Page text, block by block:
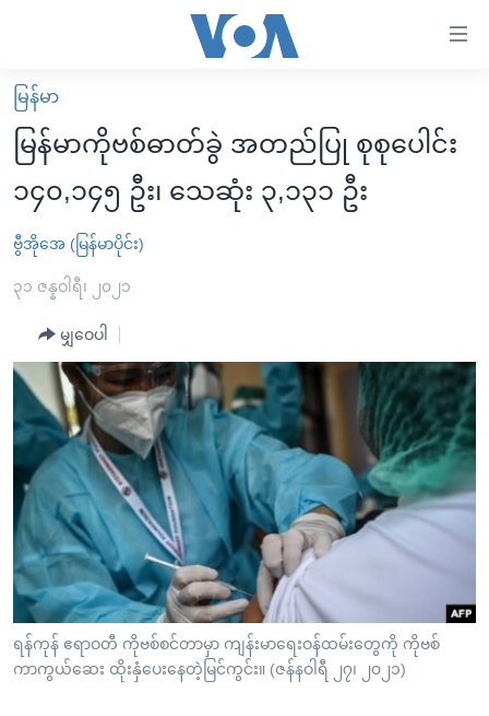
လွယ်ကူ
စေ
Link
များ
ပင်မ
ကျော်
ကြည့်
ပင်မ
ညွန်း
စာမျက်နှာ
သို့
ကျော်
ကြည့်
ရန်
မူလစာမျက်နှာ
မြန်မာ
ကမ္ဘာ့သတင်းများ
နိုင်ငံတကာ
အမေရိကန်
အစ္စရေး-ပါလက်စတိုင်း
ဗွီဒီယို
သတင်းလွတ်လပ်ခွင့်
အင်္ဂလိပ်စာလေ့လာမယ်
အမေရိကန်သုံးအီဒီယံ
မကြေးမုံရဲ့ အင်္ဂလိပ်စာ
ရုပ်ရှင်ထဲက အင်္ဂလိပ်စာ
သုတပဒေသာ အင်္ဂလိပ်စာ
အပတ်စဉ်ကဏ္ဍများ
ရေဒီယို
တီဗွီ
ရေဒီယိုနှင့်ရုပ်သံ အချက်အလက်များ
ရေဒီယို/တီဗွီအစီအစဉ်
Learning English
ဗွီအိုအေ လူမှုကွန်ယက်များ
မြန်မာ
မြန်မာကိုဗစ်ဓာတ်ခွဲ အတည်ပြု စုစုပေါင်း
၁၄၀,၁၄၅ ဦး၊ သေဆုံး ၃,၁၃၁ ဦး
ဗွီအိုအေ (မြန်မာပိုင်း)
၃၁ ဇန္နဝါရီ၊ ၂၀၂၁
မျှဝေပါ
ရန်ကုန် ဧရာဝတီ ကိုဗစ်စင်တာမှာ ကျန်းမာရေးဝန်ထမ်းတွေကို ကိုဗစ်
ကာကွယ်ဆေး ထိုးနှံပေးနေတဲ့မြင်ကွင်း။ (ဇန်နဝါရီ ၂၇၊ ၂၀၂၁)